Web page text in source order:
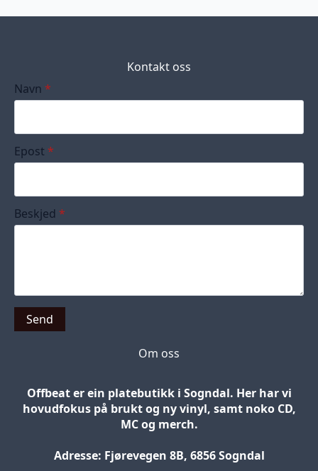
Kontakt oss
Navn *
Epost *
Beskjed *
Send
Om oss
Offbeat er ein platebutikk i Sogndal. Her har vi
hovudfokus på brukt og ny vinyl, samt noko CD,
MC og merch.
Adresse: Fjørevegen 8B, 6856 Sogndal